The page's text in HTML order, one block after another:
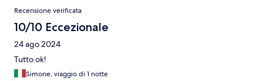
Recensione verificata
10/10 Eccezionale
24 ago 2024
Tutto ok!
Simone, viaggio di 1 notte